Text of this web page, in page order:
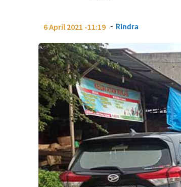
6 April 2021 -11:19 - Rindra